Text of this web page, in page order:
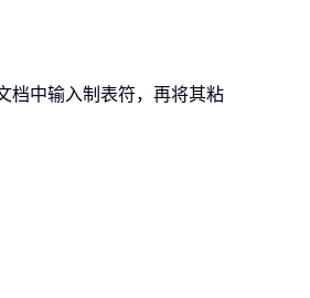
档中输入制表符，再将其粘